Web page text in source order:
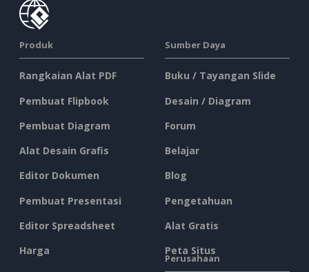
Produk
Rangkaian Alat PDF
Pembuat Flipbook
Pembuat Diagram
Alat Desain Grafis
Editor Dokumen
Pembuat Presentasi
Editor Spreadsheet
Harga
Sumber Daya
Buku / Tayangan Slide
Desain / Diagram
Forum
Belajar
Blog
Pengetahuan
Alat Gratis
Peta Situs
Perusahaan